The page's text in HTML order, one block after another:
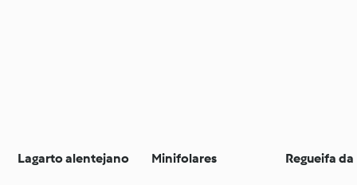
Lagarto alentejano Minifolares Regueifa da